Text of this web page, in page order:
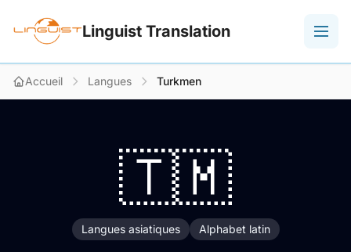
Linguist Translation
Accueil Langues Turkmen
🇹🇲
Langues asiatiques Alphabet latin